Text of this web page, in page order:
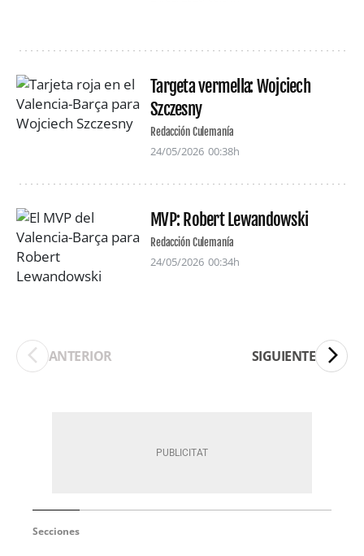
Targeta vermella: Wojciech
Szczesny
Redacción Culemanía
24/05/2026 00:38h
MVP: Robert Lewandowski
Redacción Culemanía
24/05/2026 00:34h
ANTERIOR SIGUIENTE
Secciones